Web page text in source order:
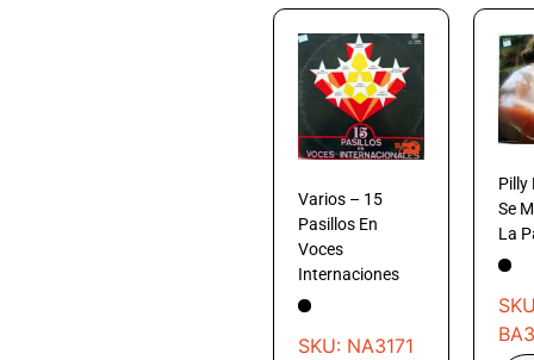
Varios – 15
Pasillos En
Voces
Internaciones
SKU: NA3171
Pilly
Se
La